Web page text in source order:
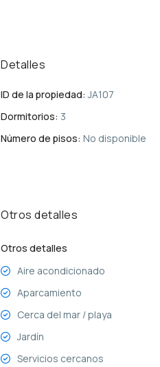
Detalles
ID de la propiedad: JA107
Dormitorios: 3
Número de pisos: No disponible
Otros detalles
Otros detalles
Aire acondicionado
Aparcamiento
Cerca del mar / playa
Jardín
Servicios cercanos